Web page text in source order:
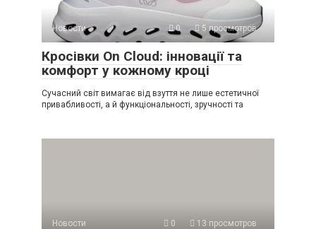
Новости 0 5 просмотров
Кросівки On Cloud: інновації та
комфорт у кожному кроці
Сучасний світ вимагає від взуття не лише естетичної
привабливості, а й функціональності, зручності та
Новости 0 13 просмотров